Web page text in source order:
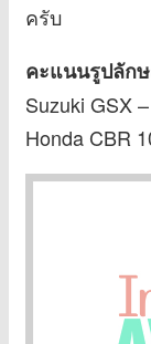
ครับ
คะแนนรูปลัก
Suzuki GSX
Honda CBR